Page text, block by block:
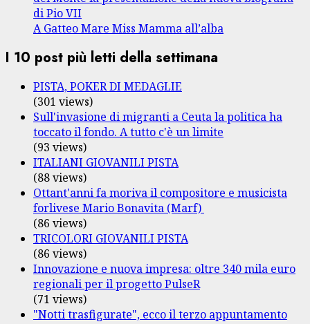
di Pio VII
A Gatteo Mare Miss Mamma all’alba
I 10 post più letti della settimana
PISTA, POKER DI MEDAGLIE
(301 views)
Sull'invasione di migranti a Ceuta la politica ha
toccato il fondo. A tutto c'è un limite
(93 views)
ITALIANI GIOVANILI PISTA
(88 views)
Ottant'anni fa moriva il compositore e musicista
forlivese Mario Bonavita (Marf)
(86 views)
TRICOLORI GIOVANILI PISTA
(86 views)
Innovazione e nuova impresa: oltre 340 mila euro
regionali per il progetto PulseR
(71 views)
"Notti trasfigurate", ecco il terzo appuntamento